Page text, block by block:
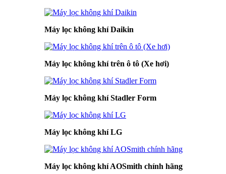
Máy lọc không khí Daikin
Máy lọc không khí trên ô tô (Xe hơi)
Máy lọc không khí Stadler Form
Máy lọc không khí LG
Máy lọc không khí AOSmith chính hãng